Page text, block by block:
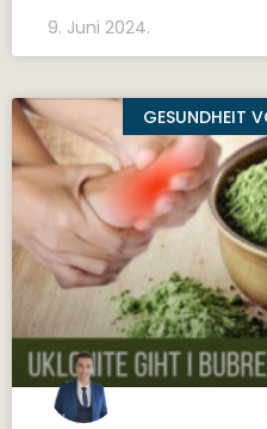
9. Juni 2024.
GESUNDHEIT